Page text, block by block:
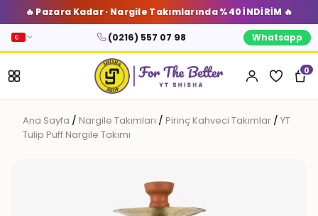
🔥 Pazara Kadar · Nargile Takımlarında %40 İNDİRİM 🔥
(0216) 557 07 98 Whatsapp
0
Ana Sayfa / Nargile Takımları / Pirinç Kahveci Takımlar / YT
Tulip Puff Nargile Takımı